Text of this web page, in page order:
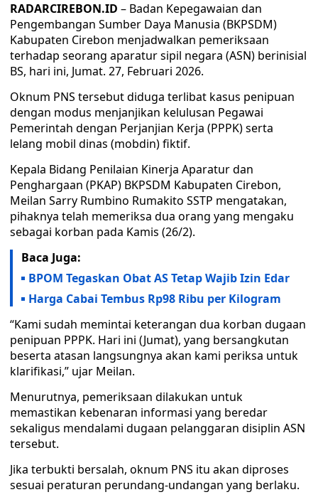
RADARCIREBON.ID – Badan Kepegawaian dan
Pengembangan Sumber Daya Manusia (BKPSDM)
Kabupaten Cirebon menjadwalkan pemeriksaan
terhadap seorang aparatur sipil negara (ASN) berinisial
BS, hari ini, Jumat. 27, Februari 2026.
Oknum PNS tersebut diduga terlibat kasus penipuan
dengan modus menjanjikan kelulusan Pegawai
Pemerintah dengan Perjanjian Kerja (PPPK) serta
lelang mobil dinas (mobdin) fiktif.
Kepala Bidang Penilaian Kinerja Aparatur dan
Penghargaan (PKAP) BKPSDM Kabupaten Cirebon,
Meilan Sarry Rumbino Rumakito SSTP mengatakan,
pihaknya telah memeriksa dua orang yang mengaku
sebagai korban pada Kamis (26/2).
Baca Juga:
BPOM Tegaskan Obat AS Tetap Wajib Izin Edar
Harga Cabai Tembus Rp98 Ribu per Kilogram
“Kami sudah memintai keterangan dua korban dugaan
penipuan PPPK. Hari ini (Jumat), yang bersangkutan
beserta atasan langsungnya akan kami periksa untuk
klarifikasi,” ujar Meilan.
Menurutnya, pemeriksaan dilakukan untuk
memastikan kebenaran informasi yang beredar
sekaligus mendalami dugaan pelanggaran disiplin ASN
tersebut.
Jika terbukti bersalah, oknum PNS itu akan diproses
sesuai peraturan perundang-undangan yang berlaku.